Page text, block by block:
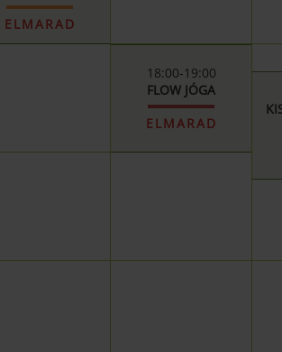
ELMARAD
18:00-19:00
FLOW JÓGA
ELMARAD